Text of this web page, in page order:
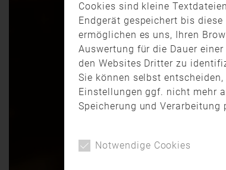
Cookies sind kleine
Endgerät gespeichert bis
ermöglichen es uns, Ihren
Auswertung für die Dauer
den Websites Dritter zu
Sie können selbst
Einstellungen ggf. nicht mehr
Speicherung und Verarbeitung
Notwendige Cookies